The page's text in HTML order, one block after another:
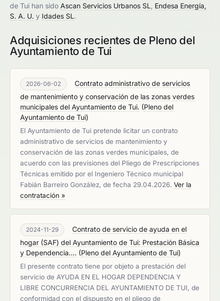
de Tui han sido Ascan Servicios Urbanos SL Endesa Energía,
S. A. U. y Idades SL.
Adquisiciones recientes de Pleno del
Ayuntamiento de Tui
2026-06-02
Contrato administrativo de servicios
de mantenimiento y conservación de las zonas verdes
municipales del Ayuntamiento de Tui. (Pleno del
Ayuntamiento de Tui)
El Ayuntamiento de Tui pretende licitar un contrato
administrativo de servicios de mantenimiento y
conservación de las zonas verdes municipales, de
acuerdo con las previsiones del Pliego de Prescripciones
Técnicas emitido por el Ingeniero Técnico municipal
Fabián Barreiro González, de fecha 29.04.2026. Ver la
contratación »
2024-11-29
Contrato de servicio de ayuda en el
hogar (SAF) del Ayuntamiento de Tui: Prestación Básica
y Dependencia.... (Pleno del Ayuntamiento de Tui)
El presente contrato tiene por objeto a prestación del
servicio de AYUDA EN EL HOGAR DEPENDENCIA Y
LIBRE CONCURRENCIA DEL AYUNTAMIENTO DE TUI, de
conformidad con el dispuesto en el pliego de